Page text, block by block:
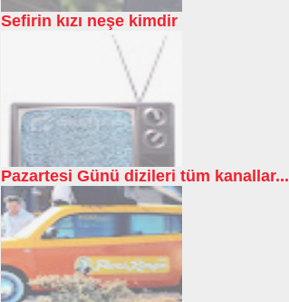
Sefirin kızı neşe kimdir
Pazartesi Günü dizileri tüm kanallar...